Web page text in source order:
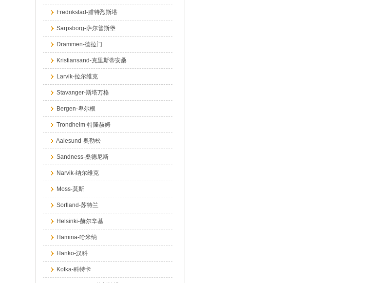
Fredrikstad-腓特烈斯塔
Sarpsborg-萨尔普斯堡
Drammen-德拉门
Kristiansand-克里斯蒂安桑
Larvik-拉尔维克
Stavanger-斯塔万格
Bergen-卑尔根
Trondheim-特隆赫姆
Aalesund-奥勒松
Sandness-桑德尼斯
Narvik-纳尔维克
Moss-莫斯
Sortland-苏特兰
Helsinki-赫尔辛基
Hamina-哈米纳
Hanko-汉科
Kotka-科特卡